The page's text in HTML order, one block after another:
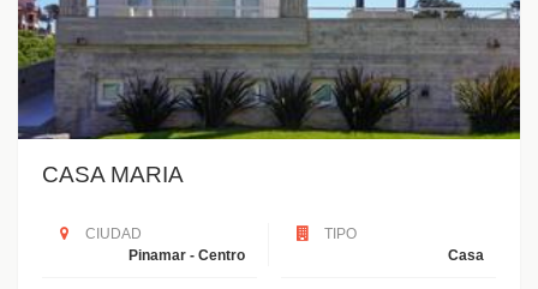
CASA MARIA
CIUDAD
Pinamar - Centro
TIPO
Casa